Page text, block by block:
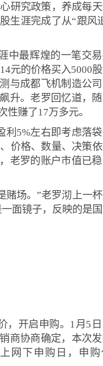
研究政策，养成每
生涯完成了从“跟风
中最辉煌的一笔交
元的价格买入5000
与成都飞机制造公
升。老罗回忆道，
赚了17万多元。
利5%左右即考虑落
价格、数量、决策
老罗的账户市值已
赌场。”老罗沏上一
面镜子，反映的是
，开启申购。1月5
商协商确定，本次
网下申购日，申购